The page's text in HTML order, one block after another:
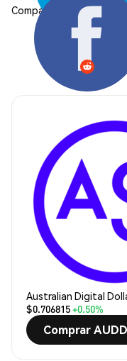
Compartilhar:
Australian Digital
$0.706815+0.50%
Comprar